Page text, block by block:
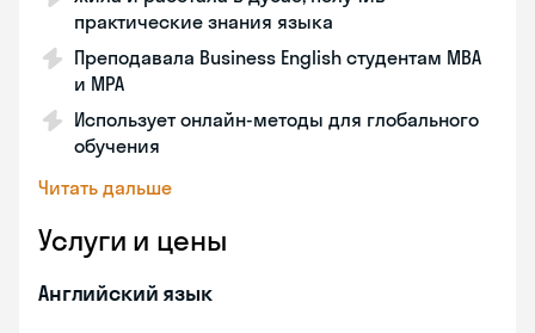
практические знания языка
Преподавала Business English студентам MBA
и MPA
Использует онлайн-методы для глобального
обучения
Читать дальше
Услуги и цены
Английский язык